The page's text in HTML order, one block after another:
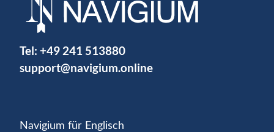
Tel: +49 241 513880
support@navigium.online
Navigium für Englisch